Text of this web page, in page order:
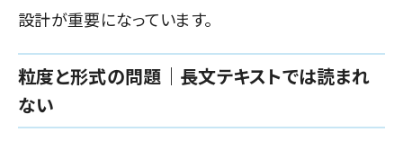
設計が重要になっています。
粒度と形式の問題｜長文テキストでは読まれ
ない